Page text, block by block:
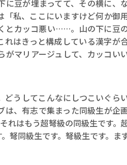
豆が埋まってて、その横に、
私、ここにいますけど何か御
とカッコ悪い……。山の下に豆
はきっと構成している漢字が
マリアージュして、カッコい
うしてこんなにしつこいぐら
、有志で集まった同級生が企
れはもう超弩級の同級生です。
弩同級生です。弩級生です。ま
ロボッ